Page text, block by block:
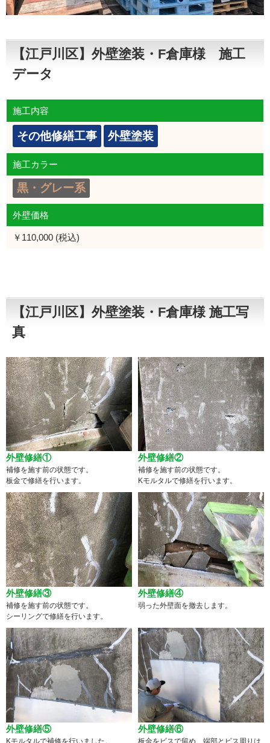
【江戸川区】外壁塗装・F倉庫様 施工
データ
施工内容
その他修繕工事 外壁塗装
施工カラー
黒・グレー系
外壁価格
￥110,000 (税込)
【江戸川区】外壁塗装・F倉庫様 施工写
真
外壁修繕①
補修を施す前の状態です。
板金で修繕を行います。
外壁修繕②
補修を施す前の状態です。
Kモルタルで修繕を行います。
外壁修繕③
補修を施す前の状態です。
シーリングで修繕を行います。
外壁修繕④
弱った外壁面を撤去します。
外壁修繕⑤
Kモルタルで補修を行いました。
外壁修繕⑥
板金をビスで留め、端部とビス周りは